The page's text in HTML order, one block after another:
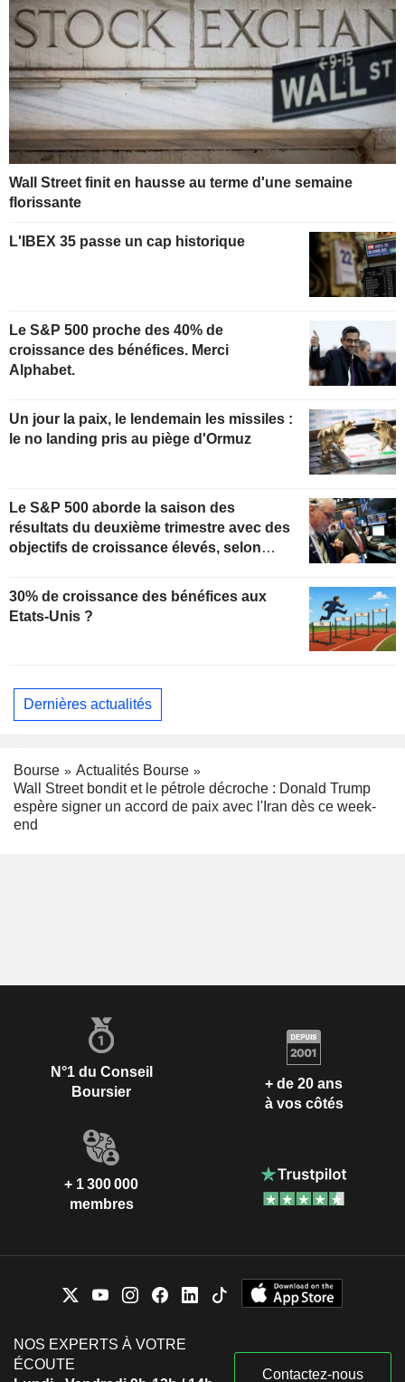
Wall Street finit en hausse au terme d'une semaine
florissante
L'IBEX 35 passe un cap historique
Le S&P 500 proche des 40% de
croissance des bénéfices. Merci
Alphabet.
Un jour la paix, le lendemain les missiles :
le no landing pris au piège d'Ormuz
Le S&P 500 aborde la saison des
résultats du deuxième trimestre avec des
objectifs de croissance élevés, selon
30% de croissance des bénéfices aux
Etats-Unis ?
Dernières actualités
Bourse
Actualités Bourse
Wall Street bondit et le pétrole décroche : Donald Trump
espère signer un accord de paix avec l'Iran dès ce week-
end
N°1 du Conseil
Boursier
+ de 20 ans
à vos côtés
+ 1 300 000
membres
NOS EXPERTS À VOTRE
ÉCOUTE
Contactez-nous